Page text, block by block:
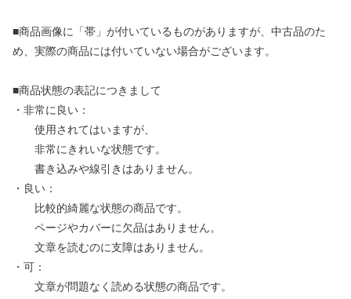
■商品画像に「帯」が付いているものがありますが、中古品のた
め、実際の商品には付いていない場合がございます。
■商品状態の表記につきまして
・非常に良い：
使用されてはいますが、
非常にきれいな状態です。
書き込みや線引きはありません。
・良い：
比較的綺麗な状態の商品です。
ページやカバーに欠品はありません。
文章を読むのに支障はありません。
・可：
文章が問題なく読める状態の商品です。